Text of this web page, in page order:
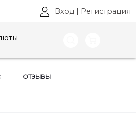
Вход | Регистрация
ОТЗЫВЫ